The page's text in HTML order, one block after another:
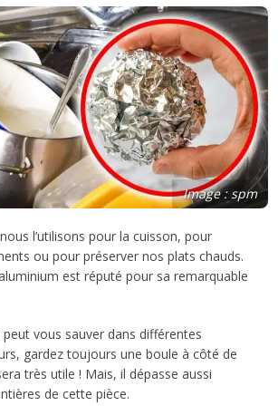
Image : spm
l’utilisons pour la cuisson, pour
ou pour préserver nos plats chauds.
est réputé pour sa remarquable
peut vous sauver dans différentes
gardez toujours une boule à côté de
très utile ! Mais, il dépasse aussi
de cette pièce.